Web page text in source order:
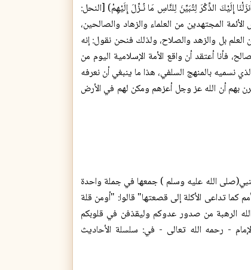
إِلَيْكَ الذِّكْرَ لِتُبَيِّنَ لِلنَّاسِ مَا نُـزِّلَ إِلَيْهِمْ) [النحل:
المجتهدين من العلماء والزهاد والصالحين،
بل والزهد والصلاح، ولذلك فنحن نقول: إنه
فأنا أعتقد أن واقع الأمة الإسلامية اليوم من
بالمنهج السلفي، هذا ما ينبغي أن نعرفه
بهم أن الله عز وجل أعزهم ومكن لهم في الأرض
الله علیه وسلم ) جمعها في جملة واحدة
تداعى الأكلة إلى قصعتها" قالوا: "أومن قلة
الرهبة من صدور عدوكم وليقذفن في قلوبكم
- رحمه الله تعالى - في: سلسلة الأحاديث